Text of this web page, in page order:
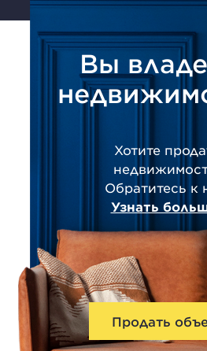
Вы
Хотите
Обратитесь к
Узнать
Продать